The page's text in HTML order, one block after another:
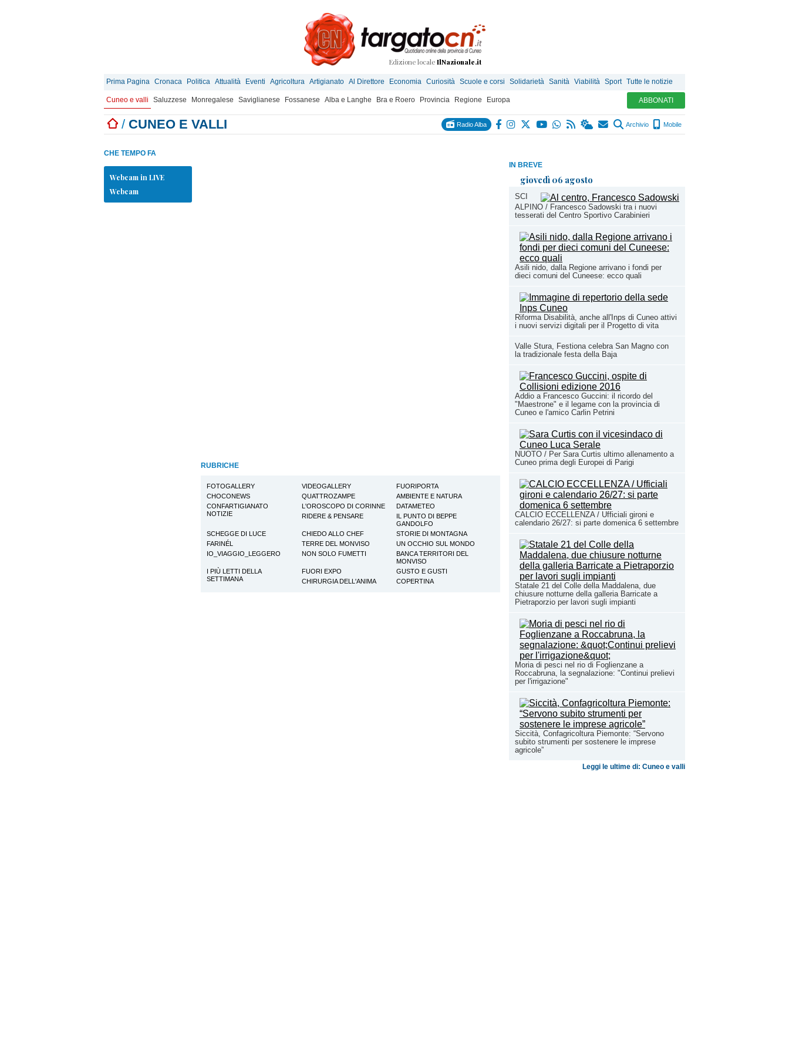
Edizione locale IlNazionale.it
Prima Pagina Cronaca Politica Attualità Eventi Agricoltura Artigianato Al Direttore Economia Curiosità Scuole e corsi Solidarietà Sanità Viabilità Sport Tutte le notizie
Cuneo e valli Saluzzese Monregalese Saviglianese Fossanese Alba e Langhe Bra e Roero Provincia Regione Europa ABBONATI
/ CUNEO E VALLI Radio Alba Archivio Mobile
IN BREVE
giovedì 06 agosto
SCI
ALPINO / Francesco Sadowski tra i nuovi
tesserati del Centro Sportivo Carabinieri
Asili nido, dalla Regione arrivano i fondi per
dieci comuni del Cuneese: ecco quali
Riforma Disabilità, anche all'Inps di Cuneo attivi
i nuovi servizi digitali per il Progetto di vita
Valle Stura, Festiona celebra San Magno con
la tradizionale festa della Baja
Addio a Francesco Guccini: il ricordo del
"Maestrone" e il legame con la provincia di
Cuneo e l'amico Carlin Petrini
NUOTO / Per Sara Curtis ultimo allenamento a
Cuneo prima degli Europei di Parigi
CALCIO ECCELLENZA / Ufficiali gironi e
calendario 26/27: si parte domenica 6 settembre
Statale 21 del Colle della Maddalena, due
chiusure notturne della galleria Barricate a
Pietraporzio per lavori sugli impianti
Moria di pesci nel rio di Foglienzane a
Roccabruna, la segnalazione: "Continui prelievi
per l'irrigazione"
Siccità, Confagricoltura Piemonte: “Servono
subito strumenti per sostenere le imprese
agricole”
Leggi le ultime di: Cuneo e valli
CHE TEMPO FA
Webcam in LIVE
Webcam
RUBRICHE
FOTOGALLERY VIDEOGALLERY
FUORIPORTA
CHOCONEWS
QUATTROZAMPE
AMBIENTE E NATURA
CONFARTIGIANATO
NOTIZIE
L'OROSCOPO DI CORINNE
DATAMETEO
RIDERE & PENSARE
IL PUNTO DI BEPPE
GANDOLFO
SCHEGGE DI LUCE
CHIEDO ALLO CHEF
STORIE DI MONTAGNA
FARINÉL
TERRE DEL MONVISO
UN OCCHIO SUL MONDO
IO_VIAGGIO_LEGGERO
NON SOLO FUMETTI
BANCA TERRITORI DEL
MONVISO
I PIÙ LETTI DELLA
SETTIMANA
FUORI EXPO
GUSTO E GUSTI
CHIRURGIA DELL'ANIMA
COPERTINA